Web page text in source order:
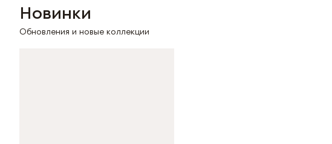
Новинки
Обновления и новые коллекции